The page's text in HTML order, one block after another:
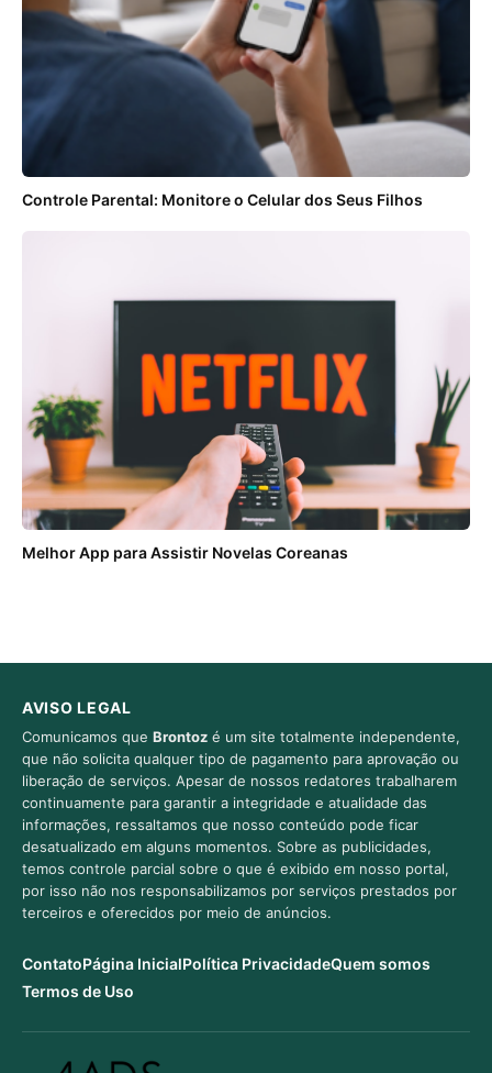
Controle Parental: Monitore o Celular dos Seus Filhos
Melhor App para Assistir Novelas Coreanas
AVISO LEGAL
Comunicamos que Brontoz é um site totalmente independente,
que não solicita qualquer tipo de pagamento para aprovação ou
liberação de serviços. Apesar de nossos redatores trabalharem
continuamente para garantir a integridade e atualidade das
informações, ressaltamos que nosso conteúdo pode ficar
desatualizado em alguns momentos. Sobre as publicidades,
temos controle parcial sobre o que é exibido em nosso portal,
por isso não nos responsabilizamos por serviços prestados por
terceiros e oferecidos por meio de anúncios.
ContatoPágina InicialPolítica PrivacidadeQuem somos
Termos de Uso